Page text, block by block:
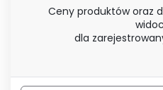
Ceny produktów oraz
dla